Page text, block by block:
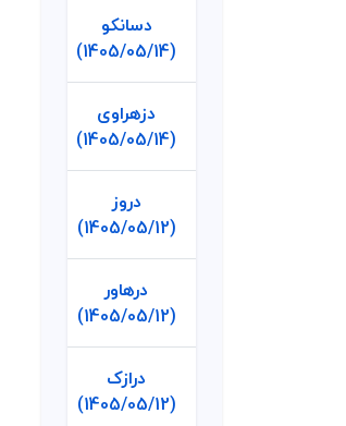
دسانکو
(1405/05/14)
دزهراوی
(1405/05/14)
دروز
(1405/05/12)
درهاور
(1405/05/12)
درازک
(1405/05/12)